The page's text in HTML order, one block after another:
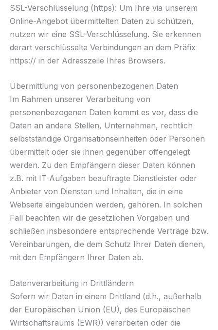
SSL-Verschlüsselung (https): Um Ihre via unserem
Online-Angebot übermittelten Daten zu schützen,
nutzen wir eine SSL-Verschlüsselung. Sie erkennen
derart verschlüsselte Verbindungen an dem Präfix
https:// in der Adresszeile Ihres Browsers.
Übermittlung von personenbezogenen Daten
Im Rahmen unserer Verarbeitung von
personenbezogenen Daten kommt es vor, dass die
Daten an andere Stellen, Unternehmen, rechtlich
selbstständige Organisationseinheiten oder Personen
übermittelt oder sie ihnen gegenüber offengelegt
werden. Zu den Empfängern dieser Daten können
z.B. mit IT-Aufgaben beauftragte Dienstleister oder
Anbieter von Diensten und Inhalten, die in eine
Webseite eingebunden werden, gehören. In solchen
Fall beachten wir die gesetzlichen Vorgaben und
schließen insbesondere entsprechende Verträge bzw.
Vereinbarungen, die dem Schutz Ihrer Daten dienen,
mit den Empfängern Ihrer Daten ab.
Datenverarbeitung in Drittländern
Sofern wir Daten in einem Drittland (d.h., außerhalb
der Europäischen Union (EU), des Europäischen
Wirtschaftsraums (EWR)) verarbeiten oder die